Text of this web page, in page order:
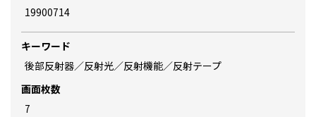
19900714
キーワード
後部反射器／反射光／反射機能／反射テープ
画面枚数
7